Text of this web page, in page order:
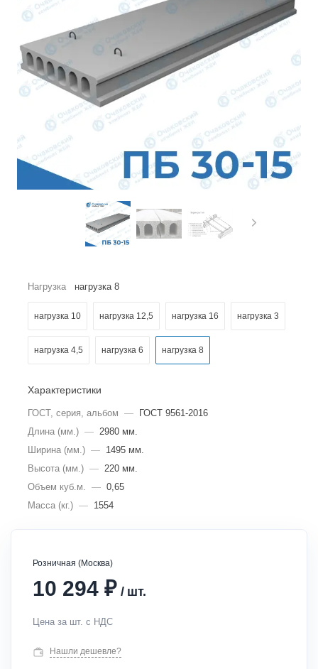
Нагрузка нагрузка 8
нагрузка 10 нагрузка 12,5 нагрузка 16 нагрузка 3
нагрузка 4,5 нагрузка 6 нагрузка 8
Характеристики
ГОСТ, серия, альбом —
ГОСТ 9561-2016
Длина (мм.) — 2980 мм.
Ширина (мм.) — 1495 мм.
Высота (мм.) — 220 мм.
Объем куб.м. — 0,65
Масса (кг.) — 1554
Розничная (Москва)
10 294 ₽ / шт.
Цена за шт. с НДС
Нашли дешевле?